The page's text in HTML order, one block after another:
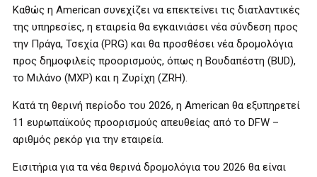
Καθώς η American συνεχίζει να επεκτείνει τις διατλαντικές
της υπηρεσίες, η εταιρεία θα εγκαινιάσει νέα σύνδεση προς
την Πράγα, Τσεχία (PRG) και θα προσθέσει νέα δρομολόγια
προς δημοφιλείς προορισμούς, όπως η Βουδαπέστη (BUD),
το Μιλάνο (MXP) και η Ζυρίχη (ZRH).
Κατά τη θερινή περίοδο του 2026, η American θα εξυπηρετεί
11 ευρωπαϊκούς προορισμούς απευθείας από το DFW –
αριθμός ρεκόρ για την εταιρεία.
Εισιτήρια για τα νέα θερινά δρομολόγια του 2026 θα είναι